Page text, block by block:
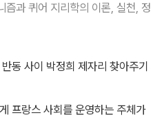
즘과 퀴어 지리학의 이론, 실천, 정
동 사이 박정희 제자리 찾아주기
프랑스 사회를 운영하는 주체가